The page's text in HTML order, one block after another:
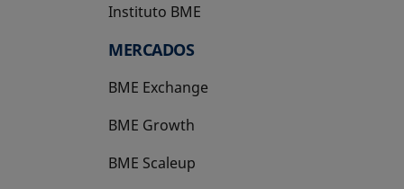
Instituto BME
se abre en una pestaña nueva
MERCADOS
BME Exchange
BME Growth
se abre en una pestaña nueva
BME Scaleup
se abre en una pestaña nueva